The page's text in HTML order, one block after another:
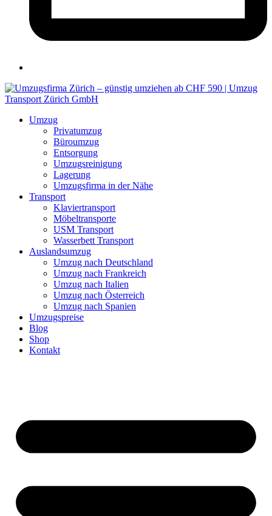
Umzug
Privatumzug
Büroumzug
Entsorgung
Umzugsreinigung
Lagerung
Umzugsfirma in der Nähe
Transport
Klaviertransport
Möbeltransporte
USM Transport
Wasserbett Transport
Auslandsumzug
Umzug nach Deutschland
Umzug nach Frankreich
Umzug nach Italien
Umzug nach Österreich
Umzug nach Spanien
Umzugspreise
Blog
Shop
Kontakt